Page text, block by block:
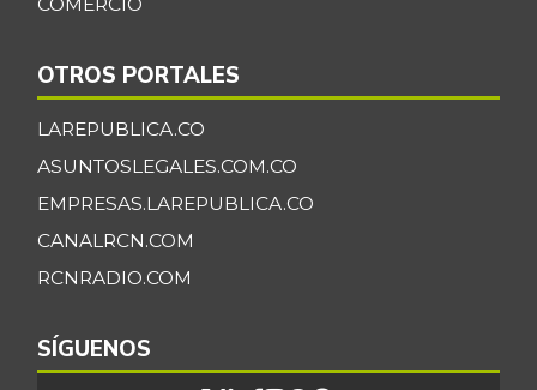
OTROS PORTALES
LAREPUBLICA.CO
ASUNTOSLEGALES.COM.CO
EMPRESAS.LAREPUBLICA.CO
CANALRCN.COM
RCNRADIO.COM
SÍGUENOS